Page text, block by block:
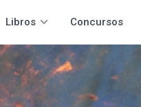
Libros Concursos